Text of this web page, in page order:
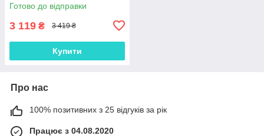
Готово до відправки
3 119 ₴ 3 419 ₴
Купити
Про нас
100% позитивних з 25 відгуків за рік
Працює з 04.08.2020